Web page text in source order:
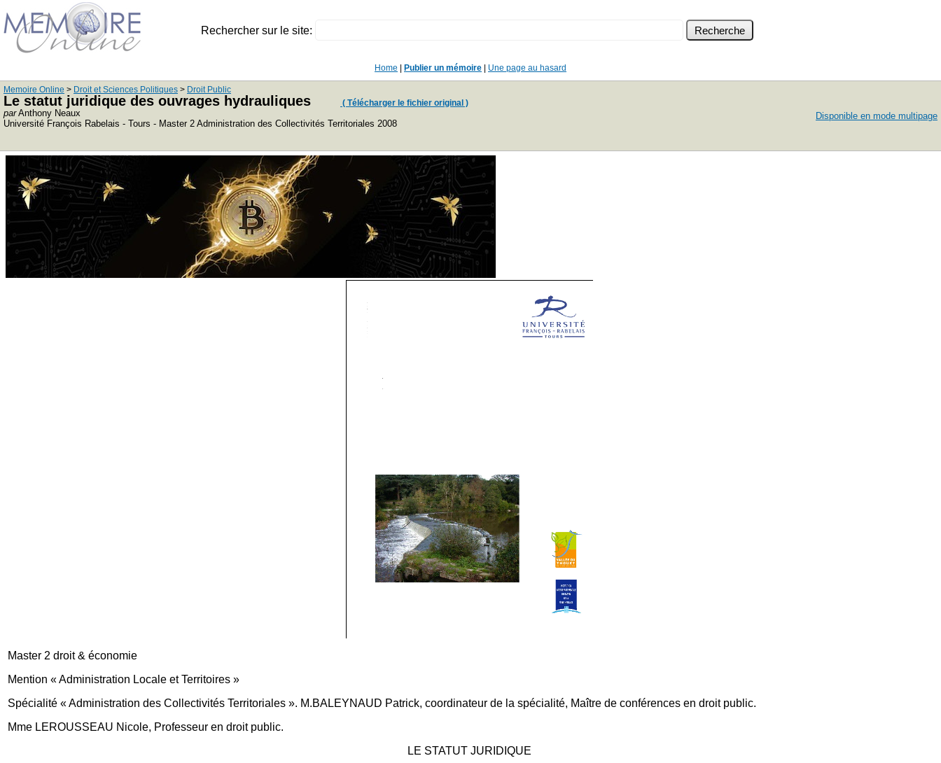
Rechercher sur le site:
Home Publier un mémoire Une page au hasard
Memoire Online > Droit et Sciences Politiques > Droit Public
Le statut juridique des ouvrages hydrauliques ( Télécharger le fichier original )
parAnthony Neaux
Université François Rabelais - Tours - Master 2 Administration des Collectivités Territoriales 2008
Disponible en mode multipage
Master 2 droit & économie
Mention « Administration Locale et Territoires »
Spécialité « Administration des Collectivités Territoriales ». M.BALEYNAUD Patrick, coordinateur de la spécialité, Maître de conférences en droit public.
Mme LEROUSSEAU Nicole, Professeur en droit public.
LE STATUT JURIDIQUE